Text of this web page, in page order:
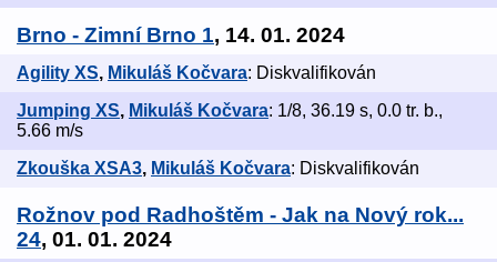
Brno - Zimní Brno 1, 14. 01. 2024
Agility XS, Mikuláš Kočvara: Diskvalifikován
Jumping XS, Mikuláš Kočvara: 1/8, 36.19 s, 0.0 tr. b.,
5.66 m/s
Zkouška XSA3, Mikuláš Kočvara: Diskvalifikován
Rožnov pod Radhoštěm - Jak na Nový rok...
24, 01. 01. 2024